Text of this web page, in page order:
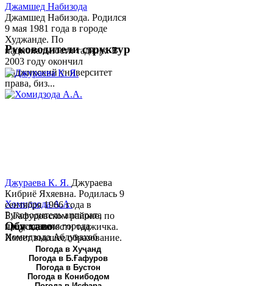
Джамшед Набизода
Джамшед Набизода. Родился
9 мая 1981 года в городе
Худжанде. По
национальности таджик. В
2003 году окончил
Таджикский университет
права, биз...
Хомидзода А.А.
Руководитель аппарата
председателя города
Хомидзода Абдувахоб
Абдумаджид родился 8
июня 1978 года в городе
Худжанде. По
национальности...
Руководители структур
Джураева К. Я. Джураева
Кибриё Яхяевна. Родилась 9
сентября 1966 года в
Б.Гафуровском районе, по
национальности таджичка.
Имеет высшее образование.
В 1997 ...
Обу хаво
Погода в Хуҷанд
Погода в Б.Ғафуров
Погода в Бустон
Погода в Конибодом